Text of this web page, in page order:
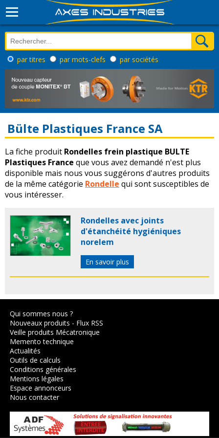
par titres par mots-clefs par sociétés
Bülte Plastiques France SA
La fiche produit Rondelles frein plastique BULTE
Plastiques France que vous avez demandé n'est plus
disponible mais nous vous suggérons d'autres produits
de la même catégorie Rondelle qui sont susceptibles de
vous intéresser.
Rondelles avec joints
d'étanchéité hygiéniques
norelem
En savoir plus
Qui sommes nous ?
Nouveaux produits - Flux RSS
Veille produits Mécatronique
Memento technique
Actualités
Outils de calculs
Conditions générales
Mentions légales
Espace annonceurs
Nous contacter